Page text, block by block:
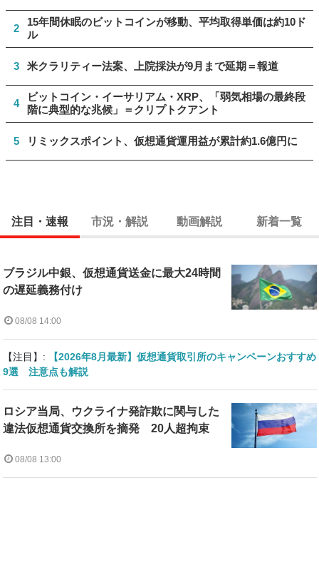
2
15年間休眠のビットコインが移動、平均取得単価は約10ド
ル
3 米クラリティー法案、上院採決が9月まで延期＝報道
4
ビットコイン・イーサリアム・XRP、「弱気相場の最終段
階に典型的な兆候」＝クリプトクアント
5 リミックスポイント、仮想通貨運用益が累計約1.6億円に
注目・速報 市況・解説 動画解説 新着一覧
ブラジル中銀、仮想通貨送金に最大24時間
の遅延義務付け
08/08 14:00
【注目】:
【2026年8月最新】仮想通貨取引所のキャンペーンおすすめ
9選 注意点も解説
ロシア当局、ウクライナ発詐欺に関与した
違法仮想通貨交換所を摘発 20人超拘束
08/08 13:00